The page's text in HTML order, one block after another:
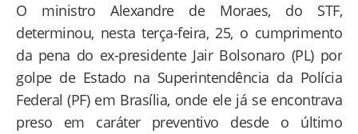
O ministro Alexandre de Moraes, do STF,
determinou, nesta terça-feira, 25, o cumprimento
da pena do ex-presidente Jair Bolsonaro (PL) por
golpe de Estado na Superintendência da Polícia
Federal (PF) em Brasília, onde ele já se encontrava
preso em caráter preventivo desde o último